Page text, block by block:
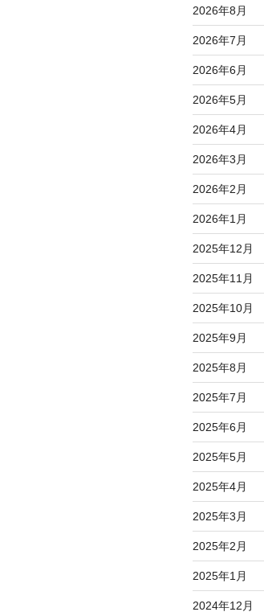
2026年8月
2026年7月
2026年6月
2026年5月
2026年4月
2026年3月
2026年2月
2026年1月
2025年12月
2025年11月
2025年10月
2025年9月
2025年8月
2025年7月
2025年6月
2025年5月
2025年4月
2025年3月
2025年2月
2025年1月
2024年12月